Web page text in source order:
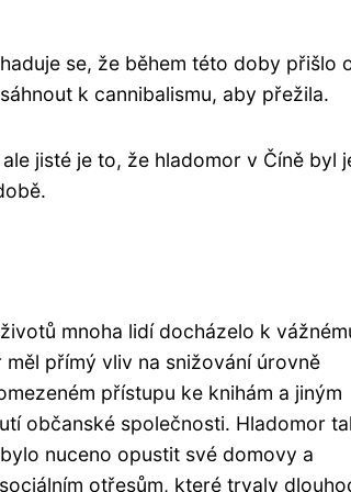
se, že během této doby přišlo
k cannibalismu, aby přežila.
jisté je to, že hladomor v Číně byl
mnoha lidí docházelo k
přímý vliv na snižování úrovně
přístupu ke knihám a jiným
občanské společnosti. Hladomor
nuceno opustit své domovy a
otřesům, které trvaly